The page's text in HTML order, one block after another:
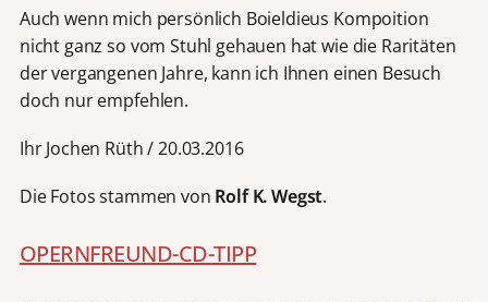
Auch wenn mich persönlich Boieldieus Kompoition
nicht ganz so vom Stuhl gehauen hat wie die Raritäten
der vergangenen Jahre, kann ich Ihnen einen Besuch
doch nur empfehlen.
Ihr Jochen Rüth / 20.03.2016
Die Fotos stammen von Rolf K. Wegst.
OPERNFREUND-CD-TIPP